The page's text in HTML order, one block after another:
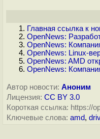
Главная ссылка к
OpenNews:
OpenNews:
OpenNews: Linux-
OpenNews: AMD
OpenNews:
Автор новости: Аноним
Лицензия: CC BY 3.0
Короткая ссылка: https://
Ключевые слова: amd,